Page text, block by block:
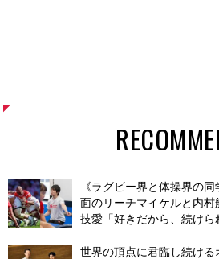
《ラグビー界と体操界の
面のリーチマイケルと内
技愛「好きだから、続けら
世界の頂点に君臨し続け